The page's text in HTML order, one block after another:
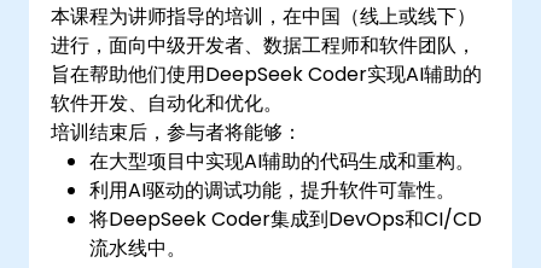
本课程为讲师指导的培训，在中国（线上或线下）
进行，面向中级开发者、数据工程师和软件团队，
旨在帮助他们使用DeepSeek Coder实现AI辅助的
软件开发、自动化和优化。
培训结束后，参与者将能够：
在大型项目中实现AI辅助的代码生成和重构。
利用AI驱动的调试功能，提升软件可靠性。
将DeepSeek Coder集成到DevOps和CI/CD
流水线中。